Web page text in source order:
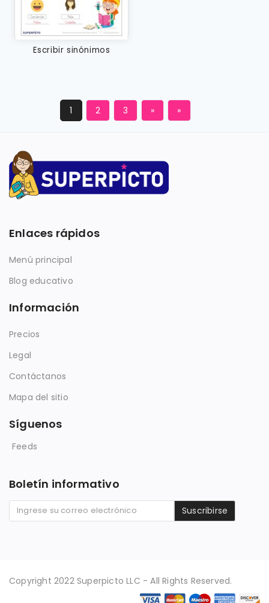
Escribir sinónimos
1 2 3 » »
Enlaces rápidos
Menú principal
Blog educativo
Información
Precios
Legal
Contáctanos
Mapa del sitio
Síguenos
Feeds
Boletín informativo
Suscribirse
Copyright 2022 Superpicto LLC - All Rights Reserved.